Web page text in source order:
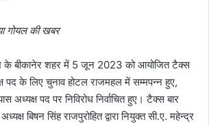
गोयल की खबर
के बीकानेर शहर में 5 जून 2023 को आयोजित टैक्स
पद के लिए चुनाव होटल राजमहल में सम्मपन्न हुए,
अध्यक्ष पद पर निविरोध निर्वाचित हुए। टैक्स बार
बिषन सिंह राजपुरोहित द्वारा नियुक्त सी.ए. महेन्द्र